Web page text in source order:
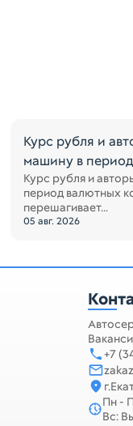
Курс рубля и
машину в
Курс рубля и
период валютных
перешагивает...
05 авг. 2026
+7
Пн -
Вс: